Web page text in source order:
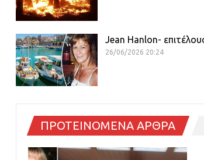
Jean Hanlon-
26/06/2026 20:24
ΠΡΟΤΕΙΝΟΜΕΝΑ ΑΡΘΡΑ